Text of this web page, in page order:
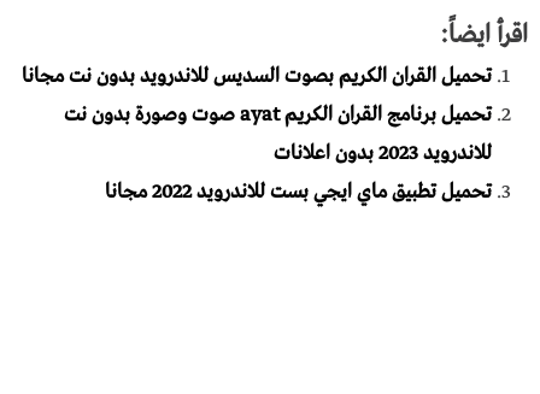
اقرأ ايضاً:
تحميل القران الكريم بصوت السديس للاندرويد بدون نت مجانا
تحميل برنامج القران الكريم ayat صوت وصورة بدون نت
للاندرويد 2023 بدون اعلانات
تحميل تطبيق ماي ايجي بست للاندرويد 2022 مجانا